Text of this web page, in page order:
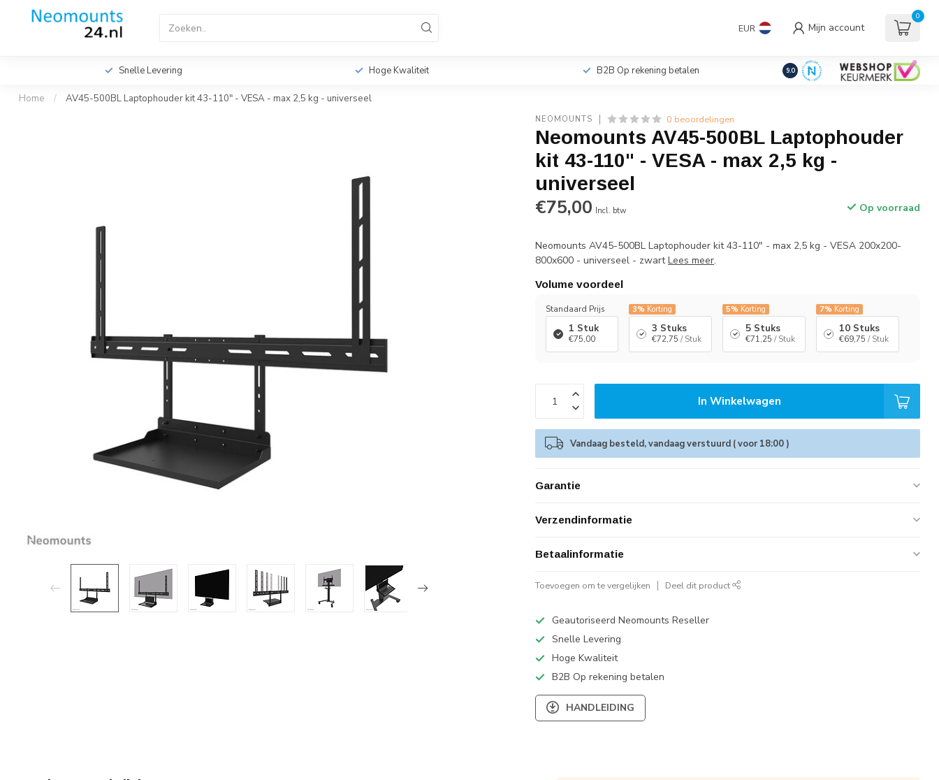
EUR Mijn account
0
Home TV Beugels
Videowall TV Beugels
€Incl. btw
Snelle Levering Hoge Kwaliteit B2B Op rekening betalen 9.0
Home / AV45-500BL Laptophouder kit 43-110" - VESA - max 2,5 kg - universeel
NEOMOUNTS 0 beoordelingen
Neomounts AV45-500BL Laptophouder
kit 43-110" - VESA - max 2,5 kg -
universeel
€75,00 Incl. btw Op voorraad
Neomounts AV45-500BL Laptophouder kit 43-110" - max 2,5 kg - VESA 200x200-
800x600 - universeel - zwartLees meer.
Volume voordeel
Standaard Prijs
1 Stuk
€75,00
3% Korting
3 Stuks
€72,75 / Stuk
5% Korting
5 Stuks
€71,25 / Stuk
7% Korting
10 Stuks
€69,75 / Stuk
In Winkelwagen
Vandaag besteld, vandaag verstuurd ( voor 18:00 )
Garantie
Verzendinformatie
Betaalinformatie
Toevoegen om te vergelijken Deel dit product
Geautoriseerd Neomounts Reseller
Snelle Levering
Hoge Kwaliteit
B2B Op rekening betalen
HANDLEIDING